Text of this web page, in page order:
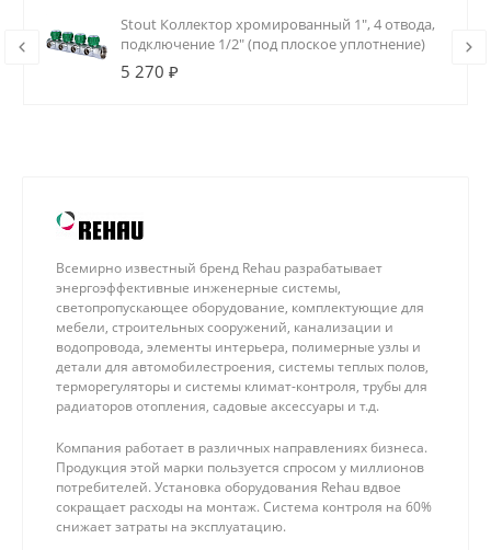
Stout Коллектор хромированный 1", 4 отвода,
подключение 1/2" (под плоское уплотнение)
5 270 ₽
Всемирно известный бренд Rehau разрабатывает
энергоэффективные инженерные системы,
светопропускающее оборудование, комплектующие для
мебели, строительных сооружений, канализации и
водопровода, элементы интерьера, полимерные узлы и
детали для автомобилестроения, системы теплых полов,
терморегуляторы и системы климат-контроля, трубы для
радиаторов отопления, садовые аксессуары и т.д.
Компания работает в различных направлениях бизнеса.
Продукция этой марки пользуется спросом у миллионов
потребителей. Установка оборудования Rehau вдвое
сокращает расходы на монтаж. Система контроля на 60%
снижает затраты на эксплуатацию.